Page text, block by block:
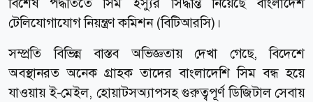
টেলিযোগাযোগ নিয়ন্ত্রণ কমিশন (বিটিআরসি)।
সম্প্রতি বিভিন্ন বাস্তব অভিজ্ঞতায় দেখা গেছে, বিদেশে
অবস্থানরত অনেক গ্রাহক তাদের বাংলাদেশি সিম বন্ধ হয়ে
যাওয়ায় ই-মেইল, হোয়াটসঅ্যাপসহ গুরুত্বপূর্ণ ডিজিটাল সেবায়